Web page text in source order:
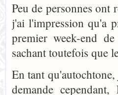
Peu de personnes ont
j'ai l'impression qu'a
premier week-end
sachant toutefois que
En tant
demande